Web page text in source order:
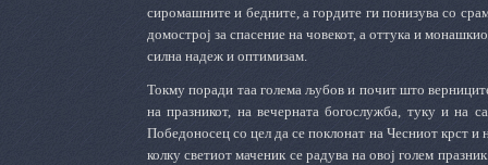
сиромашните и бедните, а гордите ги понизува со
домострој за спасение на човекот, а оттука и
силна надеж и оптимизам.
Токму поради таа голема љубов и почит што
на празникот, на вечерната богослужба, туку и на
Победоносец со цел да се поклонат на Чесниот крст и
колку светиот маченик се радува на овој голем